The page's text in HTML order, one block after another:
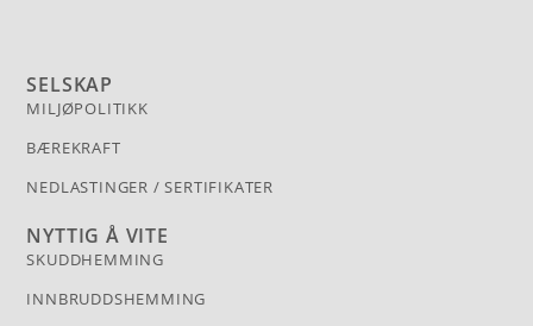
SELSKAP
MILJØPOLITIKK
BÆREKRAFT
NEDLASTINGER / SERTIFIKATER
NYTTIG Å VITE
SKUDDHEMMING
INNBRUDDSHEMMING